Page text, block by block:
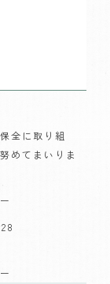
全に取り組
めてまいりま